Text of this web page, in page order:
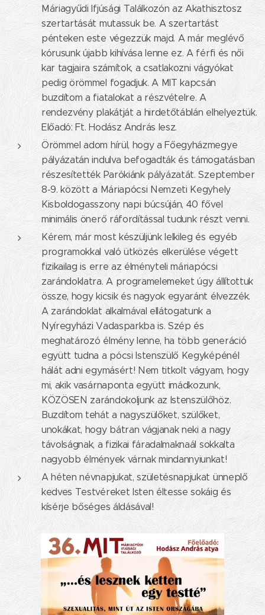
Máriagyűdi Ifjúsági Találkozón az Akathisztosz
szertartását mutassuk be. A szertartást
pénteken este végezzük majd. A már meglévő
kórusunk újabb kihívása lenne ez. A férfi és női
kar tagjaira számítok, a csatlakozni vágyókat
pedig örömmel fogadjuk. A MIT kapcsán
buzdítom a fiatalokat a részvételre. A
rendezvény plakátját a hirdetőtáblán elhelyeztük.
Előadó: Ft. Hodász András lesz.
Örömmel adom hírül, hogy a Főegyházmegye
pályázatán indulva befogadták és támogatásban
részesítették Parókiánk pályázatát. Szeptember
8-9. között a Máriapócsi Nemzeti Kegyhely
Kisboldogasszony napi búcsúján, 40 fővel
minimális önerő ráfordítással tudunk részt venni.
Kérem, már most készüljünk lelkileg és egyéb
programokkal való ütközés elkerülése végett
fizikailag is erre az élményteli máriapócsi
zarándoklatra. A programelemeket úgy állítottuk
össze, hogy kicsik és nagyok egyaránt élvezzék.
A zarándoklat alkalmával ellátogatunk a
Nyíregyházi Vadasparkba is. Szép és
meghatározó élmény lenne, ha több generáció
együtt tudna a pócsi Istenszülő Kegyképénél
hálát adni egymásért! Nem titkolt vágyam, hogy
mi, akik vasárnaponta együtt imádkozunk,
KÖZÖSEN zarándokoljunk az Istenszülőhöz.
Buzdítom tehát a nagyszülőket, szülőket,
unokákat, hogy bátran vágjanak neki a nagy
távolságnak, a fizikai fáradalmaknaál sokkalta
nagyobb élmények várnak mindannyiunkat!
A héten névnapjukat, születésnapjukat ünneplő
kedves Testvéreket Isten éltesse sokáig és
kísérje bőséges áldásával!